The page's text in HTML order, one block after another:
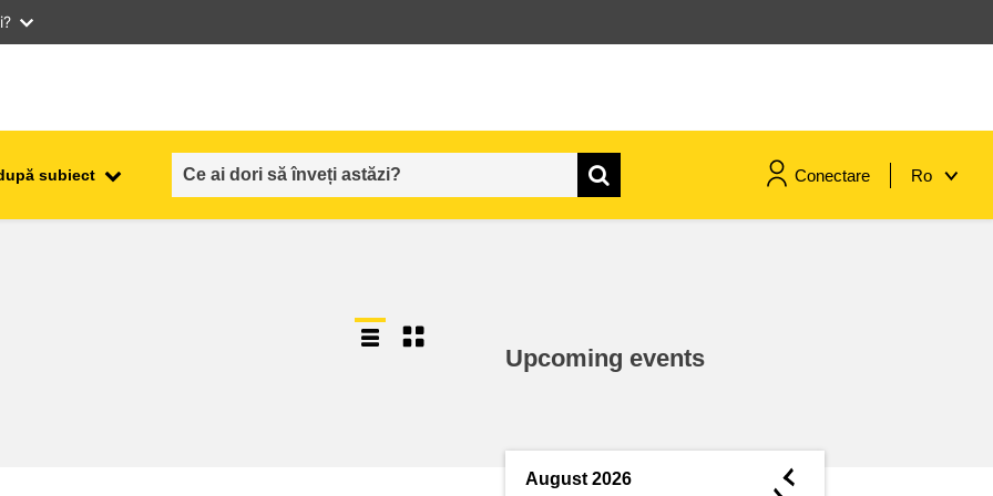
subiect Conectare Ro
Upcoming events
August 2026 ◄